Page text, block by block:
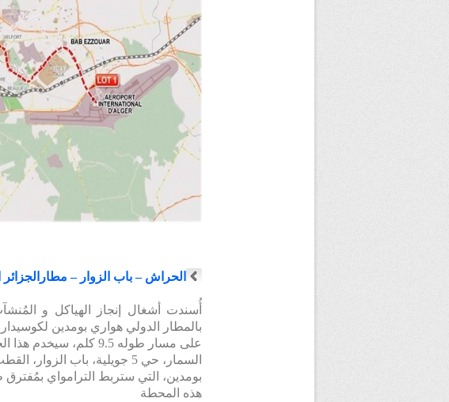
الحراش – باب الزوار – مطارالجزائر
بالمطار الدولي هواري بومدين لكوسيدار
على مسار طوله 9.5
السمار، حي 5 جويلية، باب
بومدين، التي ستربط الترامواي
هذه المحطة